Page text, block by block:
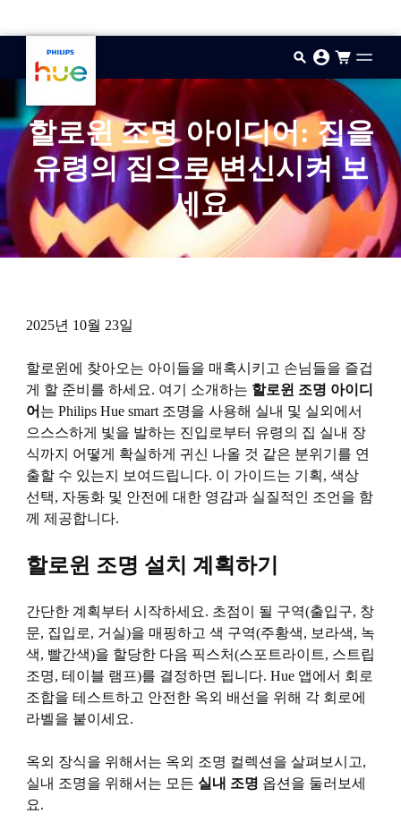
할로윈 조명 아이디어: 집을
유령의 집으로 변신시켜 보
세요
2025년 10월 23일
할로윈에 찾아오는 아이들을 매혹시키고 손님들을 즐겁
게 할 준비를 하세요. 여기 소개하는 할로윈 조명 아이디
어 는 Philips Hue smart 조명을 사용해 실내 및 실외에서
으스스하게 빛을 발하는 진입로부터 유령의 집 실내 장
식까지 어떻게 확실하게 귀신 나올 것 같은 분위기를 연
출할 수 있는지 보여드립니다. 이 가이드는 기획, 색상
선택, 자동화 및 안전에 대한 영감과 실질적인 조언을 함
께 제공합니다.
할로윈 조명 설치 계획하기
간단한 계획부터 시작하세요. 초점이 될 구역(출입구, 창
문, 집입로, 거실)을 매핑하고 색 구역(주황색, 보라색, 녹
색, 빨간색)을 할당한 다음 픽스처(스포트라이트, 스트립
조명, 테이블 램프)를 결정하면 됩니다. Hue 앱에서 회로
조합을 테스트하고 안전한 옥외 배선을 위해 각 회로에
라벨을 붙이세요.
옥외 장식을 위해서는 옥외 조명 컬렉션을 살펴보시고,
실내 조명을 위해서는 모든 실내 조명 옵션을 둘러보세
요.